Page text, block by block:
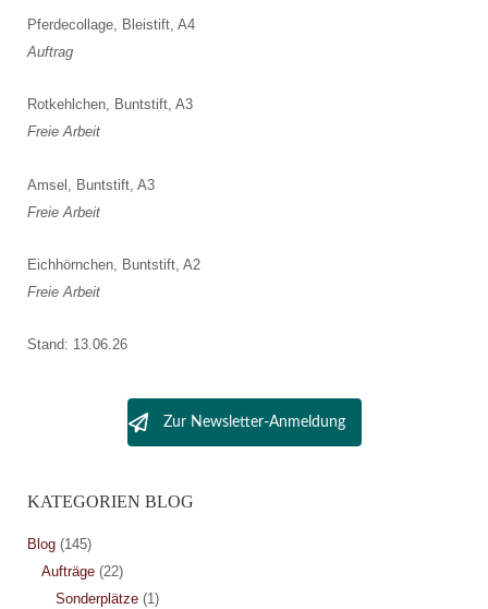
Pferdecollage, Bleistift, A4
Auftrag
Rotkehlchen, Buntstift, A3
Freie Arbeit
Amsel, Buntstift, A3
Freie Arbeit
Eichhörnchen, Buntstift, A2
Freie Arbeit
Stand: 13.06.26
Zur Newsletter-Anmeldung
KATEGORIEN BLOG
Blog(145)
Aufträge(22)
Sonderplätze(1)